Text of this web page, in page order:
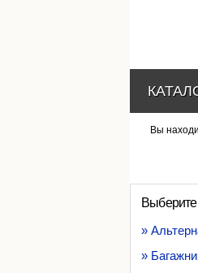
Вы
Выберите
»
»